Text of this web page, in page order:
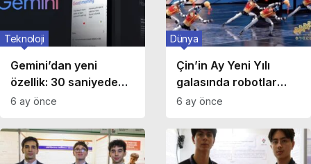
Gemini’dan yeni
özellik: 30 saniyede
özgün besteler
Teknoloji
6 ay önce
Çin’in Ay Yeni Yılı
galasında robotlar
geleneksel silahlarla
Dünya
6 ay önce